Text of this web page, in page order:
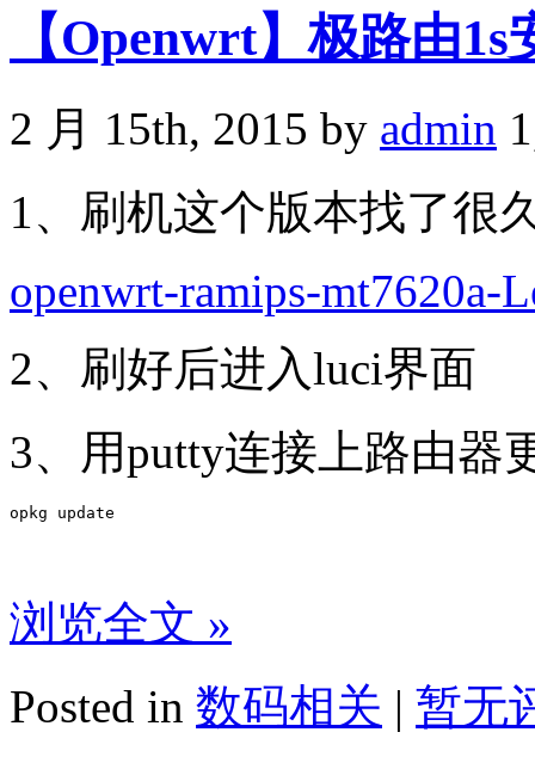
【Openwrt】极路由
2 月 15th, 2015 by admin
1、刷机这个版本找了很
openwrt-ramips-mt7620a-
2、刷好后进入luci界面
3、用putty连接上路由器
浏览全文 »
Posted in 数码相关 | 暂无